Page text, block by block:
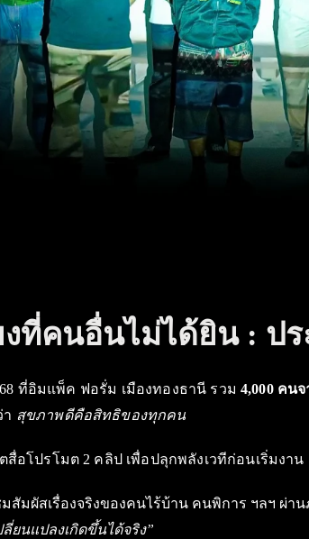
งที่คนอื่นไม่ได้ยิน : ป
ที่อิมแพ็ค ฟอรั่ม เมืองทองธานี รวม4,000 คน
สุขภาพดีคือสิทธิของทุกคน
สื่อโปรโมต 2 คลิป เพื่อปลุกพลังเวทีก่อนเริ่มงาน
สัมผัสเรื่องจริงของคนไร้บ้าน คนพิการ ฯลฯ ผ่า
ยนแปลงเกิดขึ้นได้จริง”